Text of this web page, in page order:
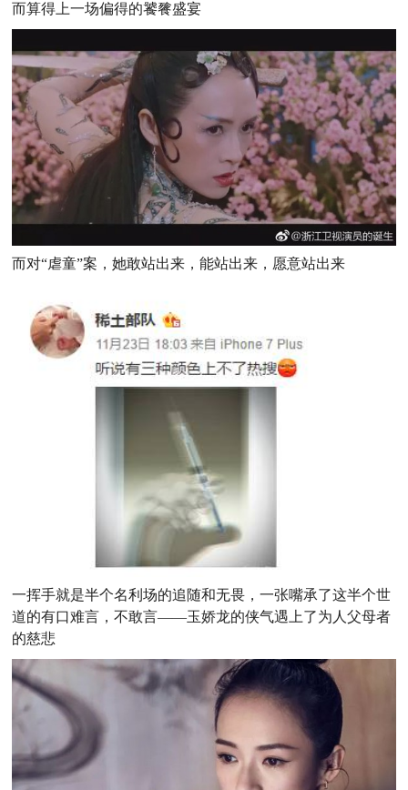
而算得上一场偏得的饕餮盛宴
而对“虐童”案，她敢站出来，能站出来，愿意站出来
一挥手就是半个名利场的追随和无畏，一张嘴承了这半个世
道的有口难言，不敢言——玉娇龙的侠气遇上了为人父母者
的慈悲